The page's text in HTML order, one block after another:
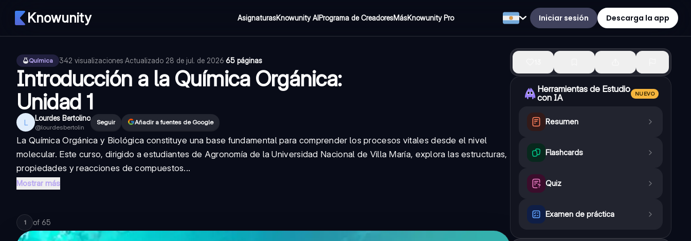
Knowunity AsignaturasKnowunity AIPrograma de CreadoresMásKnowunity Pro Iniciar sesión Descarga la app
Química 342 visualizaciones·Actualizado 28 de jul. de 2026·65 páginas
Introducción a la Química Orgánica:
Unidad 1
L Lourdes Bertolino
@lourdesbertolin
Seguir Añadir a fuentes de Google
La Química Orgánica y Biológica constituye una base fundamental para comprender los procesos vitales desde el nivel
molecular. Este curso, dirigido a estudiantes de Agronomía de la Universidad Nacional de Villa María, explora las estructuras,
propiedades y reacciones de compuestos...
Mostrar más
1 of 65
Herramientas de Estudio
con IA
NUEVO
Resumen
Flashcards
Quiz
Examen de práctica